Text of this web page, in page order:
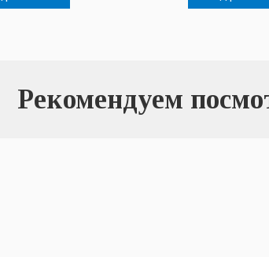
Рекомендуем